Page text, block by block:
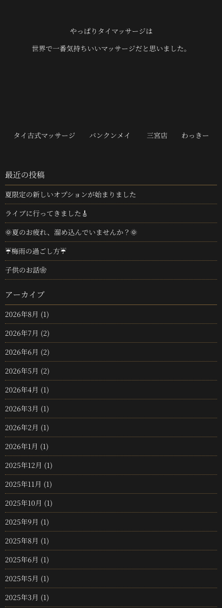
やっぱりタイマッサージは
世界で一番気持ちいいマッサージだと思いました。
タイ古式マッサージ バンクンメイ 三宮店 わっきー
最近の投稿
夏限定の新しいオプションが始まりました
ライブに行ってきました🎸
🌞夏のお疲れ、溜め込んでいませんか？🌞
☔梅雨の過ごし方☔
子供のお話❀
アーカイブ
2026年8月 (1)
2026年7月 (2)
2026年6月 (2)
2026年5月 (2)
2026年4月 (1)
2026年3月 (1)
2026年2月 (1)
2026年1月 (1)
2025年12月 (1)
2025年11月 (1)
2025年10月 (1)
2025年9月 (1)
2025年8月 (1)
2025年6月 (1)
2025年5月 (1)
2025年3月 (1)